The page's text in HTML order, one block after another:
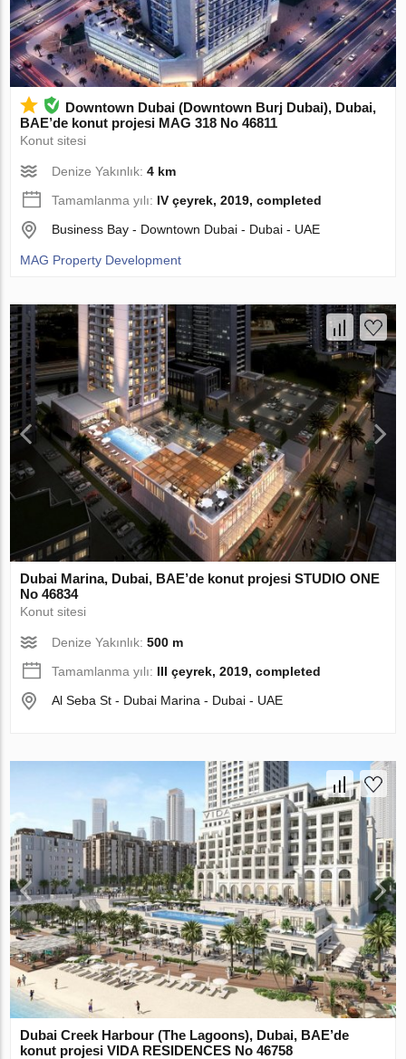
Downtown Dubai (Downtown Burj Dubai), Dubai,
BAE’de konut projesi MAG 318 No 46811
Konut sitesi
Denize Yakınlık:4 km
Tamamlanma yılı: IV çeyrek, 2019, completed
Business Bay - Downtown Dubai - Dubai - UAE
MAG Property Development
Dubai Marina, Dubai, BAE’de konut projesi STUDIO ONE
No 46834
Konut sitesi
Denize Yakınlık:500 m
Tamamlanma yılı: III çeyrek, 2019, completed
Al Seba St - Dubai Marina - Dubai - UAE
Dubai Creek Harbour (The Lagoons), Dubai, BAE’de
konut projesi VIDA RESIDENCES No 46758